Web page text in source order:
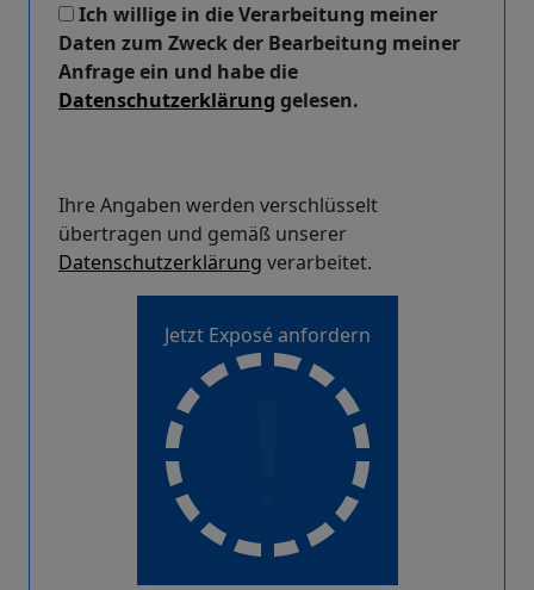
Ich willige in die Verarbeitung meiner
Daten zum Zweck der Bearbeitung meiner
Anfrage ein und habe die
Datenschutzerklärung gelesen.
Ihre Angaben werden verschlüsselt
übertragen und gemäß unserer
Datenschutzerklärung verarbeitet.
Jetzt Exposé anfordern